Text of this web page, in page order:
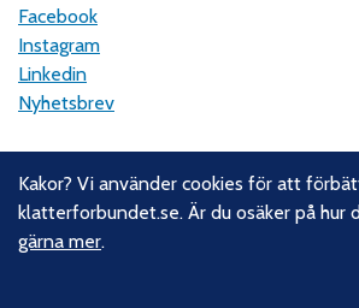
Facebook
Instagram
Linkedin
Nyhetsbrev
Kontakt
Svenska Klätterförbundet
Gotlandsgatan 46
Kakor? Vi använder cookies för att
klatterforbundet.se. Är du osäker på hur
gärna mer.